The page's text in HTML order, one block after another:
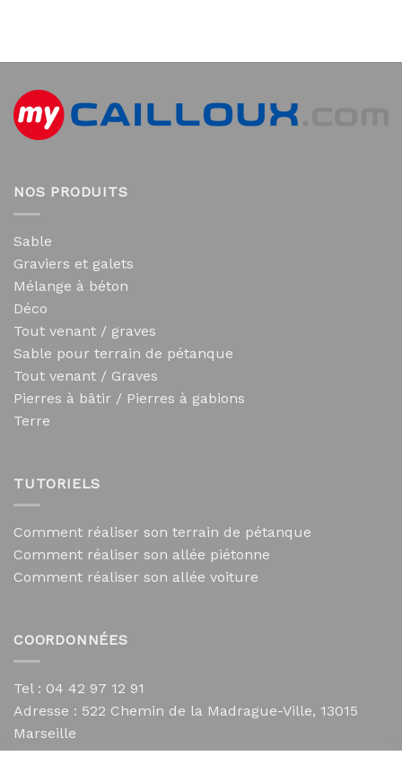
NOS PRODUITS
Sable
Graviers et galets
Mélange à béton
Déco
Tout venant / graves
Sable pour terrain de pétanque
Tout venant / Graves
Pierres à bâtir / Pierres à gabions
Terre
TUTORIELS
Comment réaliser son terrain de pétanque
Comment réaliser son allée piétonne
Comment réaliser son allée voiture
COORDONNÉES
Tel : 04 42 97 12 91
Adresse : 522 Chemin de la Madrague-Ville, 13015
Marseille
contact@mycailloux.com